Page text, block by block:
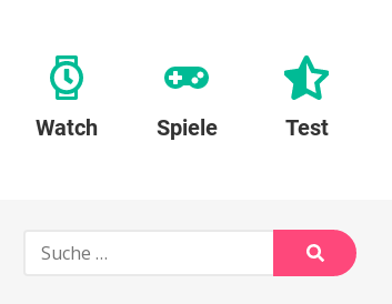
Watch Spiele Test
Suche
Suche